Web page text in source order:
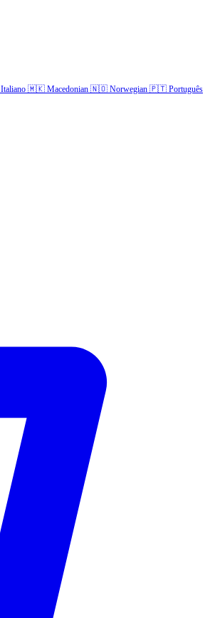
Italiano 🇲🇰 Macedonian 🇳🇴 Norwegian 🇵🇹 Português